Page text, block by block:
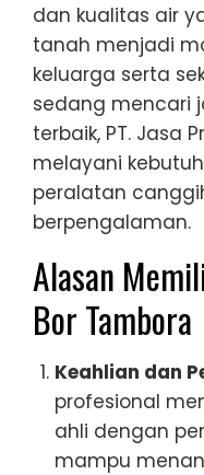
dan kualitas air
tanah menjadi
keluarga serta
sedang mencari
terbaik, PT. Jasa
melayani
peralatan
berpengalaman.
Alasan
Bor Tambora
Keahlian dan
profesional
ahli dengan
mampu